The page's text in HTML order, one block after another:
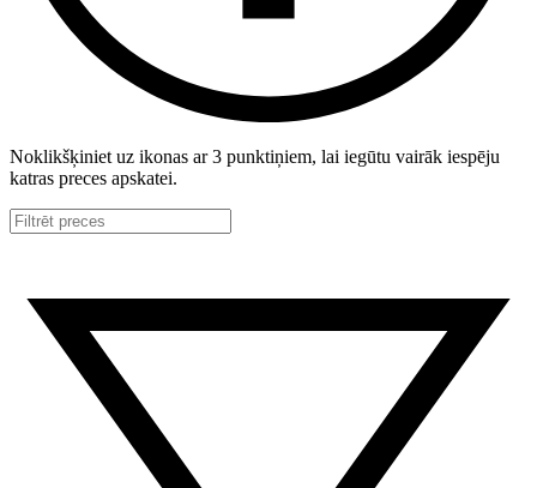
Noklikšķiniet uz ikonas ar 3 punktiņiem, lai iegūtu vairāk iespēju
katras preces apskatei.